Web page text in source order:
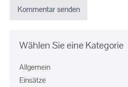
Wählen Sie eine Kategorie
Allgemein
Einsätze